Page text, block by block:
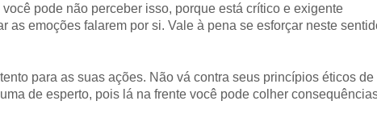
pode não perceber isso, porque está crítico e exigente
as emoções falarem por si. Vale à pena se esforçar neste
para as suas ações. Não vá contra seus princípios éticos de
de esperto, pois lá na frente você pode colher